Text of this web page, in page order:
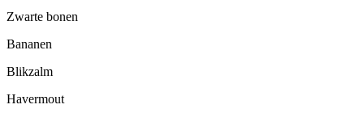
Zwarte bonen
Bananen
Blikzalm
Havermout